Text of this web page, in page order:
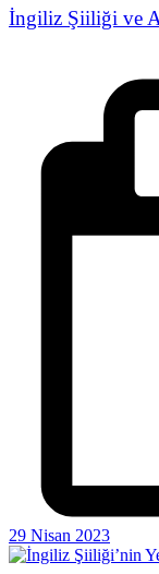
İngiliz Şiiliği ve
29 Nisan 2023